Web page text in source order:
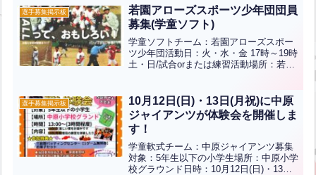
所：守恒小学校日時：土曜日13時～ 日
曜・祝日9時～月...全文はクリック
選手募集掲示板
若園アローズスポーツ少年団団員
募集(学童ソフト)
学童ソフトチーム：若園アローズスポー
ツ少年団活動日：火・水・金 17時～19時
土・日/試合orまたは練習活動場所：若園
か？インスタ⇒見学やお問い合わせご希
望の方は三萩...全文はクリック
選手募集掲示板
10月12日(日)・13日(月祝)に中原
ジャイアンツが体験会を開催しま
す！
学童軟式チーム：中原ジャイアンツ募集
対象：5年生以下の小学生場所：中原小学
校グラウンド日時：10月12日(日)・13日